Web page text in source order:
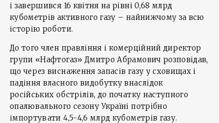
і завершився 16 квітня на рівні 0,68 млрд
кубометрів активного газу – найнижчому за всю
історію роботи.
До того член правління і комерційний директор
групи «Нафтогаз» Дмитро Абрамович розповідав,
що через виснаження запасів газу у сховищах і
падіння власного видобутку внаслідок
російських обстрілів, до початку наступного
опалювального сезону Україні потрібно
імпортувати 4,5-4,6 млрд кубометрів газу.